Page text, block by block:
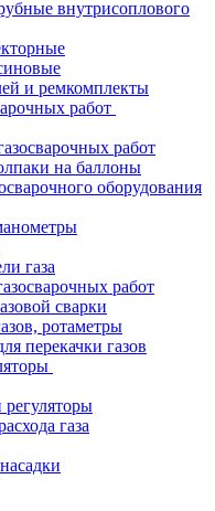
внутрисоплового
и ремкомплекты
работ
работ
на баллоны
оборудования
газа
работ
сварки
ротаметры
перекачки газов
газа